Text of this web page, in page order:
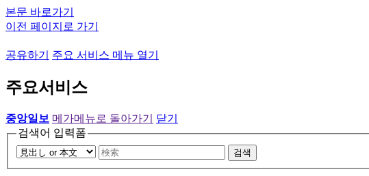
본문 바로가기
이전 페이지로 가기
공유하기 주요 서비스 메뉴 열기
주요서비스
중앙일보 메가메뉴로 돌아가기
닫기
검색어 입력폼
검색